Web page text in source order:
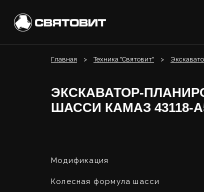
Главная Техника "Святовит"
ЭКСКАВАТОР-
ШАССИ КАМАЗ 43118-
Модификация
Колесная формула шасси